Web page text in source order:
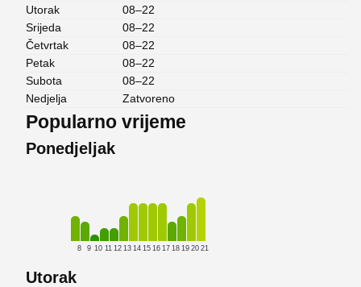
Utorak
08–22
Srijeda
08–22
Četvrtak
08–22
Petak
08–22
Subota
08–22
Nedjelja
Zatvoreno
Popularno vrijeme
Ponedjeljak
8 9 10 11 12 13 14 15 16 17 18 19 20 21
Utorak